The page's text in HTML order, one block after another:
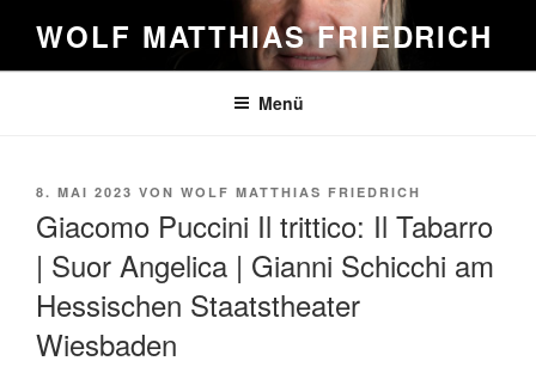
Inhalt
springen
WOLF MATTHIAS FRIEDRICH
Menü
VERÖFFENTLICHT
8. MAI 2023 VON WOLF MATTHIAS FRIEDRICH
Giacomo Puccini Il trittico: Il Tabarro
| Suor Angelica | Gianni Schicchi am
Hessischen Staatstheater
Wiesbaden